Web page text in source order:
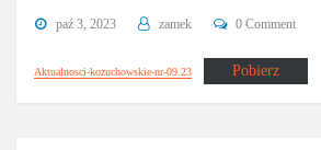
paź 3, 2023 zamek 0 Comment
Aktualnosci-kozuchowskie-nr-09.23 Pobierz